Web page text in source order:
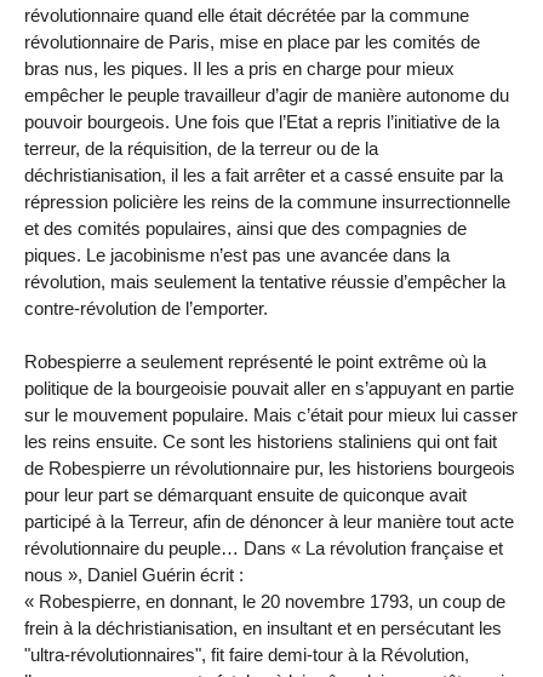
révolutionnaire quand elle était décrétée par la commune
révolutionnaire de Paris, mise en place par les comités de
bras nus, les piques. Il les a pris en charge pour mieux
empêcher le peuple travailleur d’agir de manière autonome du
pouvoir bourgeois. Une fois que l’Etat a repris l’initiative de la
terreur, de la réquisition, de la terreur ou de la
déchristianisation, il les a fait arrêter et a cassé ensuite par la
répression policière les reins de la commune insurrectionnelle
et des comités populaires, ainsi que des compagnies de
piques. Le jacobinisme n’est pas une avancée dans la
révolution, mais seulement la tentative réussie d’empêcher la
contre-révolution de l’emporter.
Robespierre a seulement représenté le point extrême où la
politique de la bourgeoisie pouvait aller en s’appuyant en partie
sur le mouvement populaire. Mais c’était pour mieux lui casser
les reins ensuite. Ce sont les historiens staliniens qui ont fait
de Robespierre un révolutionnaire pur, les historiens bourgeois
pour leur part se démarquant ensuite de quiconque avait
participé à la Terreur, afin de dénoncer à leur manière tout acte
révolutionnaire du peuple… Dans « La révolution française et
nous », Daniel Guérin écrit :
« Robespierre, en donnant, le 20 novembre 1793, un coup de
frein à la déchristianisation, en insultant et en persécutant les
"ultra-révolutionnaires", fit faire demi-tour à la Révolution,